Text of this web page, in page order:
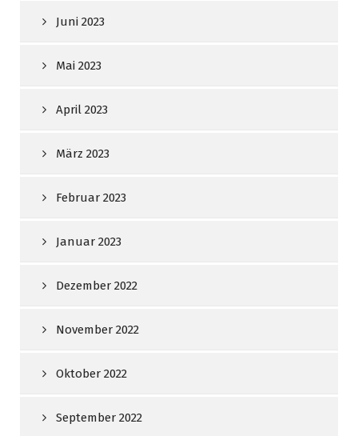
Juni 2023
Mai 2023
April 2023
März 2023
Februar 2023
Januar 2023
Dezember 2022
November 2022
Oktober 2022
September 2022